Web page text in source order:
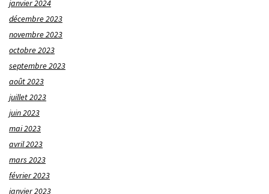
janvier 2024
décembre 2023
novembre 2023
octobre 2023
septembre 2023
août 2023
juillet 2023
juin 2023
mai 2023
avril 2023
mars 2023
février 2023
janvier 2023